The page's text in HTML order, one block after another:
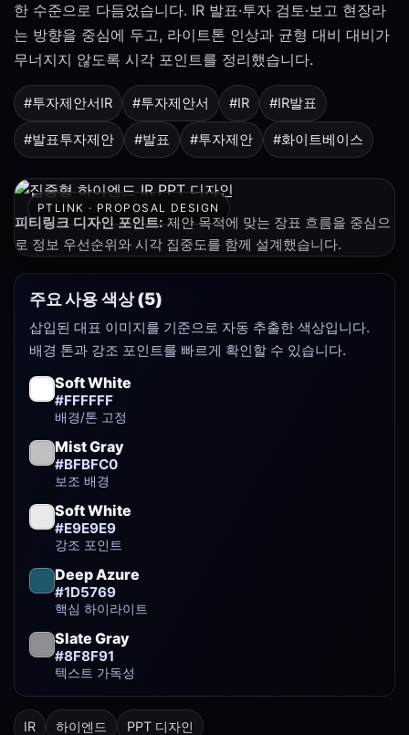
한 수준으로 다듬었습니다. IR 발표·투자 검토·보고 현장라
는 방향을 중심에 두고, 라이트톤 인상과 균형 대비 대비가
무너지지 않도록 시각 포인트를 정리했습니다.
#투자제안서IR #투자제안서 #IR #IR발표
#발표투자제안 #발표 #투자제안 #화이트베이스
PTLINK · PROPOSAL DESIGN
피티링크 디자인 포인트:제안 목적에 맞는 장표 흐름을 중심으
로 정보 우선순위와 시각 집중도를 함께 설계했습니다.
주요 사용 색상 (5)
삽입된 대표 이미지를 기준으로 자동 추출한 색상입니다.
배경 톤과 강조 포인트를 빠르게 확인할 수 있습니다.
Soft White
#FFFFFF
배경/톤 고정
Mist Gray
#BFBFC0
보조 배경
Soft White
#E9E9E9
강조 포인트
Deep Azure
#1D5769
핵심 하이라이트
Slate Gray
#8F8F91
텍스트 가독성
IR 하이엔드 PPT 디자인